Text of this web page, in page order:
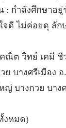
: กำลังศึกษาอ
จดี ไม่ค่อยดุ ลั
ณิต วิทย์ เคมี ชี
บางศรีเมือง
บางกวย บาง
งหมด)